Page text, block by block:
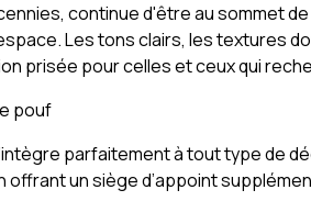
continue d'être au sommet
Les tons clairs, les
prisée pour celles et ceux qui
pouf
parfaitement à tout type de
un siège d’appoint